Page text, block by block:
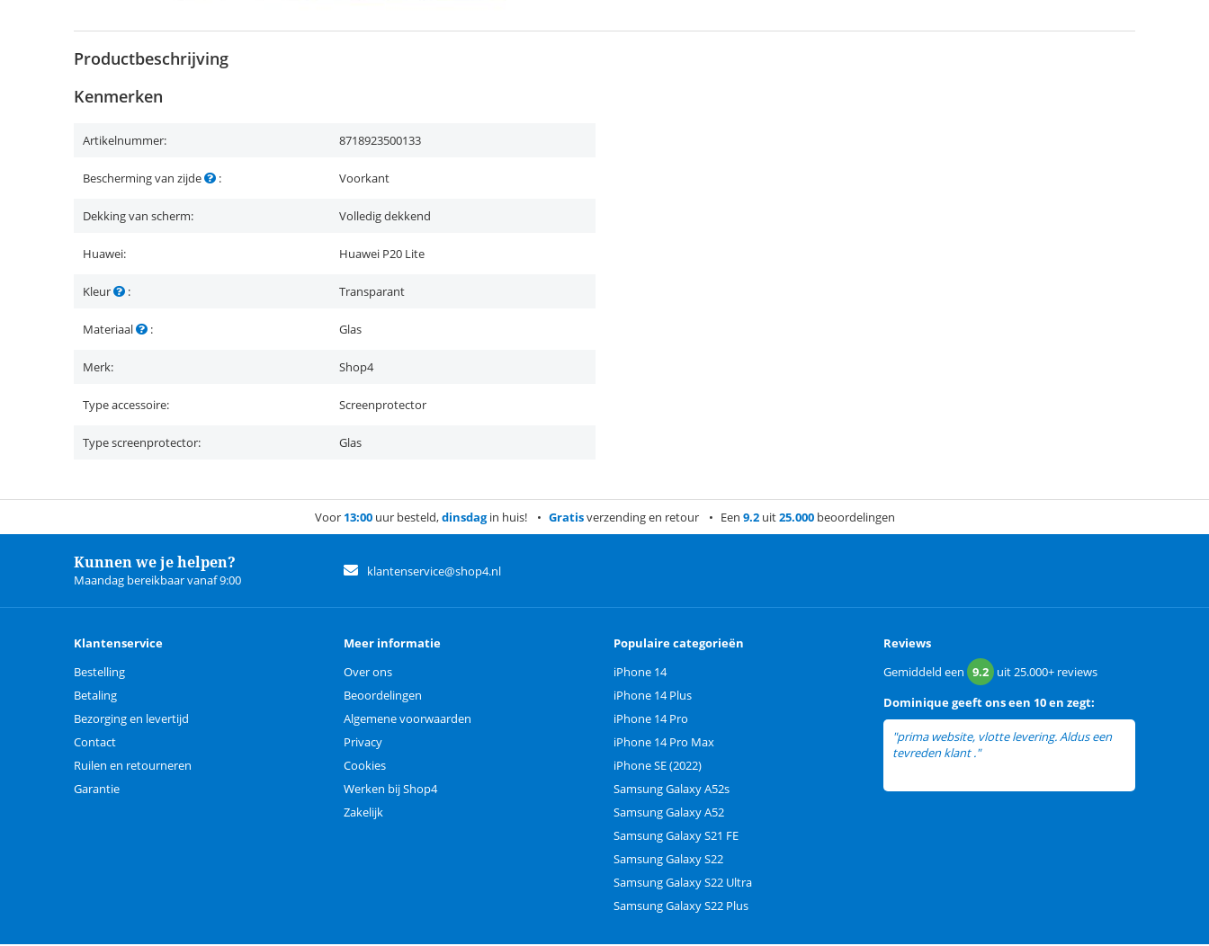
Productbeschrijving
Kenmerken
Artikelnummer: 8718923500133
Bescherming van zijde : Voorkant
Dekking van scherm: Volledig dekkend
Huawei: Huawei P20 Lite
Kleur : Transparant
Materiaal : Glas
Merk: Shop4
Type accessoire: Screenprotector
Type screenprotector: Glas
Voor 13:00uur besteld,dinsdagin huis! Gratisverzending en retour Een 9.2uit25.000beoordelingen
Kunnen we je helpen?
Maandag bereikbaar vanaf 9:00
klantenservice@shop4.nl
Klantenservice
Bestelling
Betaling
Bezorging en levertijd
Contact
Ruilen en retourneren
Garantie
Meer informatie
Over ons
Beoordelingen
Algemene voorwaarden
Privacy
Cookies
Werken bij Shop4
Zakelijk
Populaire categorieën
iPhone 14
iPhone 14 Plus
iPhone 14 Pro
iPhone 14 Pro Max
iPhone SE (2022)
Samsung Galaxy A52s
Samsung Galaxy A52
Samsung Galaxy S21 FE
Samsung Galaxy S22
Samsung Galaxy S22 Ultra
Samsung Galaxy S22 Plus
Reviews
Gemiddeld een 9.2 uit25.000+ reviews
Dominiquegeeft ons een 10 en zegt:
"prima website, vlotte levering. Aldus een
tevreden klant ."